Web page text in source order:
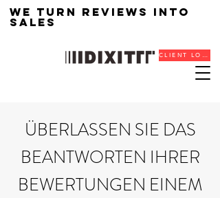
CLIENT LOGIN
We turn reviews into
sales
ÜBERLASSEN SIE DAS
BEANTWORTEN IHRER
BEWERTUNGEN EINEM